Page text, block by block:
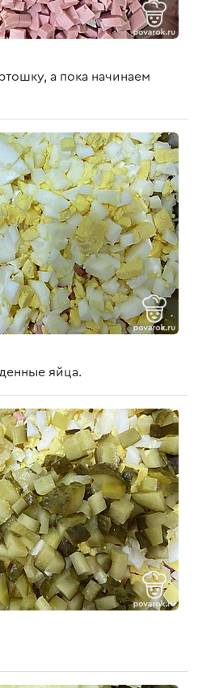
а пока начинаем
яйца.